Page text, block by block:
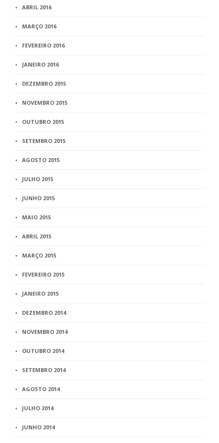
ABRIL 2016
MARÇO 2016
FEVEREIRO 2016
JANEIRO 2016
DEZEMBRO 2015
NOVEMBRO 2015
OUTUBRO 2015
SETEMBRO 2015
AGOSTO 2015
JULHO 2015
JUNHO 2015
MAIO 2015
ABRIL 2015
MARÇO 2015
FEVEREIRO 2015
JANEIRO 2015
DEZEMBRO 2014
NOVEMBRO 2014
OUTUBRO 2014
SETEMBRO 2014
AGOSTO 2014
JULHO 2014
JUNHO 2014